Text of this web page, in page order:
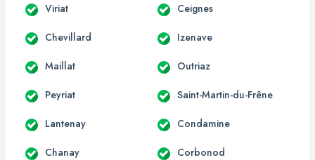
Viriat Ceignes
Chevillard Izenave
Maillat Outriaz
Peyriat Saint-Martin-du-Frêne
Lantenay Condamine
Chanay Corbonod